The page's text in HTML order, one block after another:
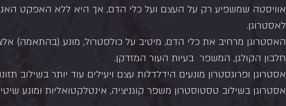
אוויסטה שמשפיע רק על העצם ועל כלי הדם, אך היא ללא האפקט
לאסטרוגן.
האסטרוגן מרחיב את כלי הדם, מיטיב על כולסטרול, מונע (בהתאמה)
חלבון הקולגן, המשפר  בעיות העור המזדקן.
אסטרוגן ופרוגסטרון מונעים הידלדלות עצם ויעילים עוד יותר בשילוב
אסטרוגן בשילוב טסטוסטרון משפר קוגניציה, אינטלקטואליות ומונע